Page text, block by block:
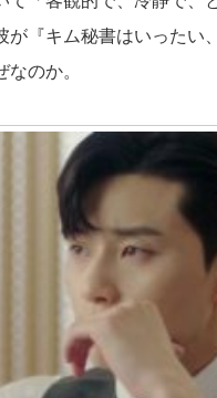
『キム秘書はいったい
のか。